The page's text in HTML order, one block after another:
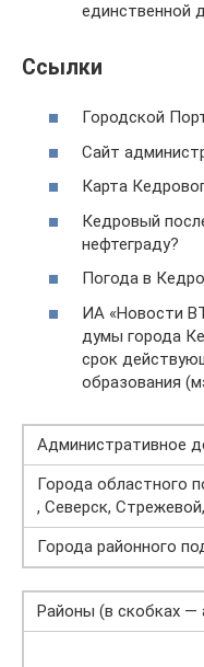
единственной
Ссылки
Городской
Сайт
Карта
Кедровый
нефтеграду?
Погода в
ИА «Новости
думы города
срок
образования
Административное
Города областного
, Северск,
Города районного
Районы (в скобках —